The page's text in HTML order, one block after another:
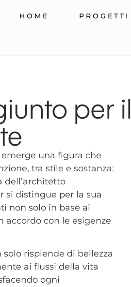
HOME PROGETTI
per il
una figura che
tra stile e sostanza:
dell’architetto
si distingue per la sua
non solo in base ai
con le esigenze
risplende di bellezza
ai flussi della vita
ogni